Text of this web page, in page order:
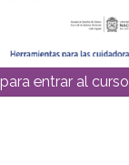
entrar al curso